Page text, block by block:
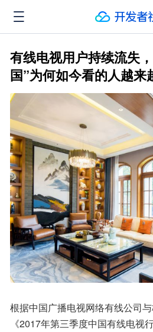
有线电视用户持续流失
国”为何如今看的人越来
根据中国广播电视网络有线公司
《2017年第三季度中国有线电视